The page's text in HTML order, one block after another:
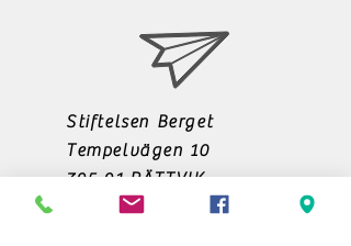
Stiftelsen Berget
Tempelvägen 10
795 91 RÄTTVIK
0248-797170